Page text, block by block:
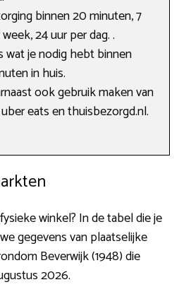
binnen 20 minuten, 7
24 uur per dag. .
wat je nodig hebt binnen
in huis.
ook gebruik maken van
eats en thuisbezorgd.nl.
winkel? In de tabel die je
gegevens van plaatselijke
Beverwijk (1948) die
2026.